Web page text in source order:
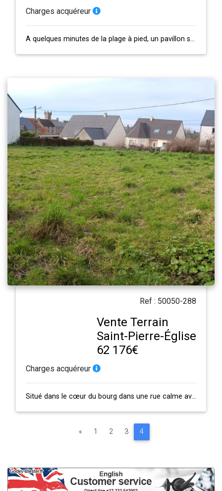
Charges acquéreur
A quelques minutes de la plage à pied, un pavillon sur sous-sol des années 1980…
Ref : 50050-288
Vente Terrain
Saint-Pierre-Église
62 176€
Charges acquéreur
Situé dans le cœur du bourg dans une rue calme avec tous commerces et services …
«Page précédente
1 2 3 4